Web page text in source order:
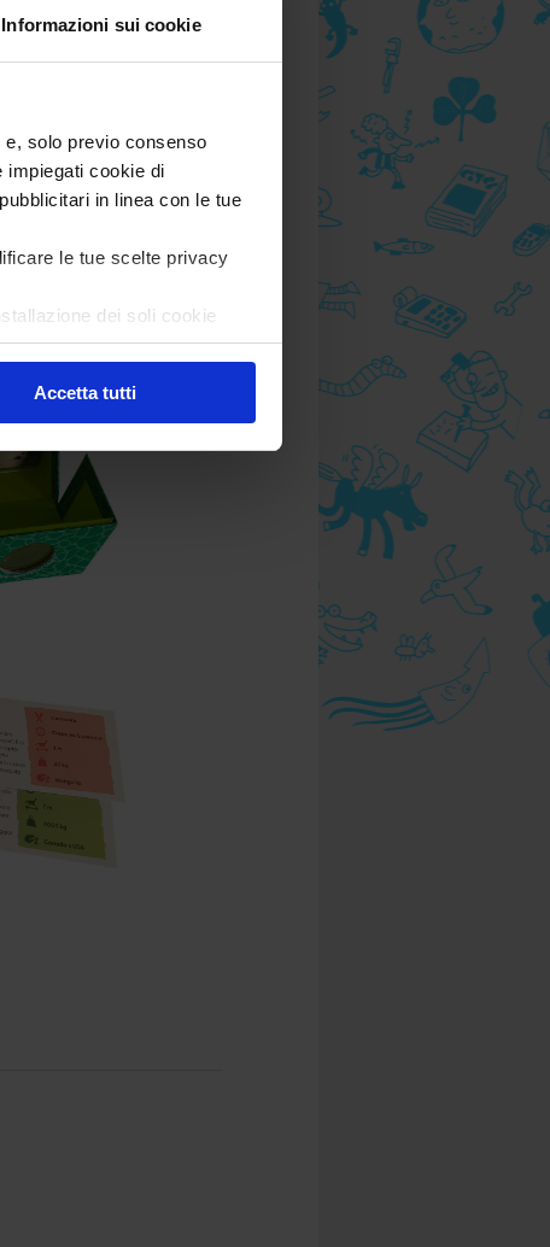
Informazioni sui cookie
solo previo consenso
impiegati cookie di
in linea con le tue
le tue scelte privacy
dei soli cookie
in ogni momentoRevoca
Accetta tutti